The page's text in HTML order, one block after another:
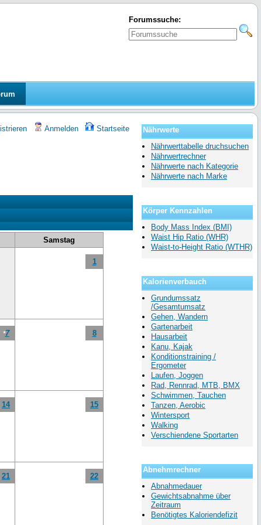
Forumssuche:
Anmelden Startseite
Samstag
1
*7 8
14 15
21 22
Nährwerte
Nährwerttabelle druchsuchen
Nährwertrechner
Nährwerte nach Kategorie
Nährwerte nach Marke
Körper Kennzahlen
Body Mass Index (BMI)
Waist Hip Ratio (WHR)
Waist-to-Height Ratio (WTHR)
Kalorienverbauch
Grundumssatz
/Gesamtumsatz
Gehen, Wandern
Gartenarbeit
Hausarbeit
Kanu, Kajak
Konditionstraining /
Ergometer
Laufen, Joggen
Rad, Rennrad, MTB, BMX
Schwimmen, Tauchen
Tanzen, Aerobic
Wintersport
Walking
Verschiendene Sportarten
Abnehmrechner
Abnahmedauer
Gewichtsabnahme über
Zeitraum
Benötigtes Kaloriendefizit